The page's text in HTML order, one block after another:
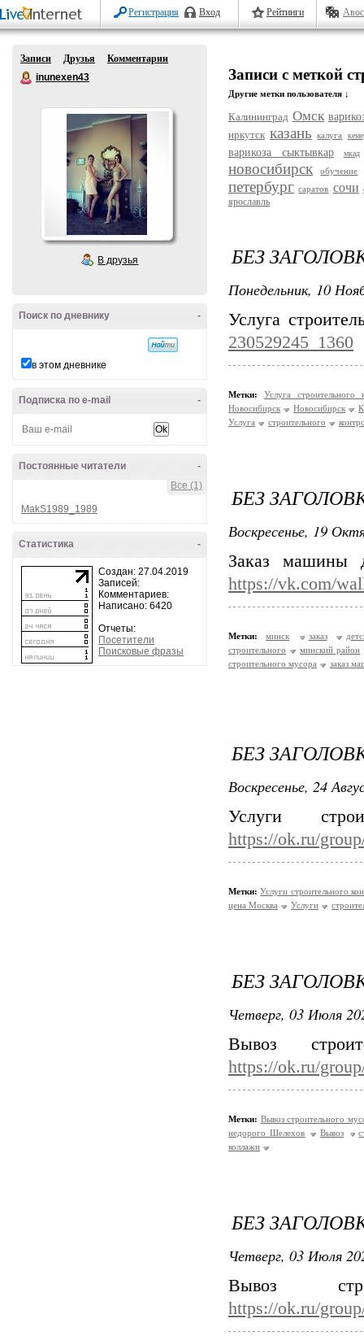
Регистрация Вход Рейтинги
Записи Друзья
Комментарии
inunexen43
В друзья
-
Поиск по дневнику
в этом дневнике
-
Подписка по e-mail
-
Постоянные читатели
Все (1)
MakS1989_1989
-
Статистика
Создан: 27.04.2019
Записей:
Комментариев:
Написано: 6420
Отчеты:
Посетители
Поисковые фразы
Записи с меткой
Другие метки пользователя ↓
Калининград Омск
иркутск казань калуга
варикоза сыктывкар мкад
новосибирск обучение
петербург саратов сочи
ярославль
БЕЗ
Понедельник, 10
Услуга
230529245_1360
Метки:
Услуга строительного
Новосибирск
Новосибирск
Услуга
строительного
БЕЗ
Воскресенье, 19
Заказ машины
https://vk.com/
Метки: минск заказ
строительного
минский район
строительного мусора
заказ
БЕЗ
Воскресенье, 24
Услуги
https://ok.ru/
Метки: Услуги строительного
цена Москва
Услуги
БЕЗ
Четверг, 03 Июля
Вывоз
https://ok.ru/
Метки: Вывоз строительного
недорого Шелехов
Вывоз
коллажи
БЕЗ
Четверг, 03 Июля
Вывоз
https://ok.ru/